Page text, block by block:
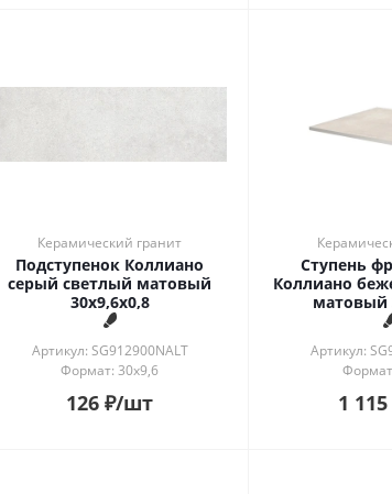
Керамический гранит
Подступенок Коллиано
серый светлый матовый
30x9,6x0,8
Артикул: SG912900NALT
Формат: 30x9,6
126 ₽/шт
Ступень
Коллиано
матовый
Артикул:
1 115